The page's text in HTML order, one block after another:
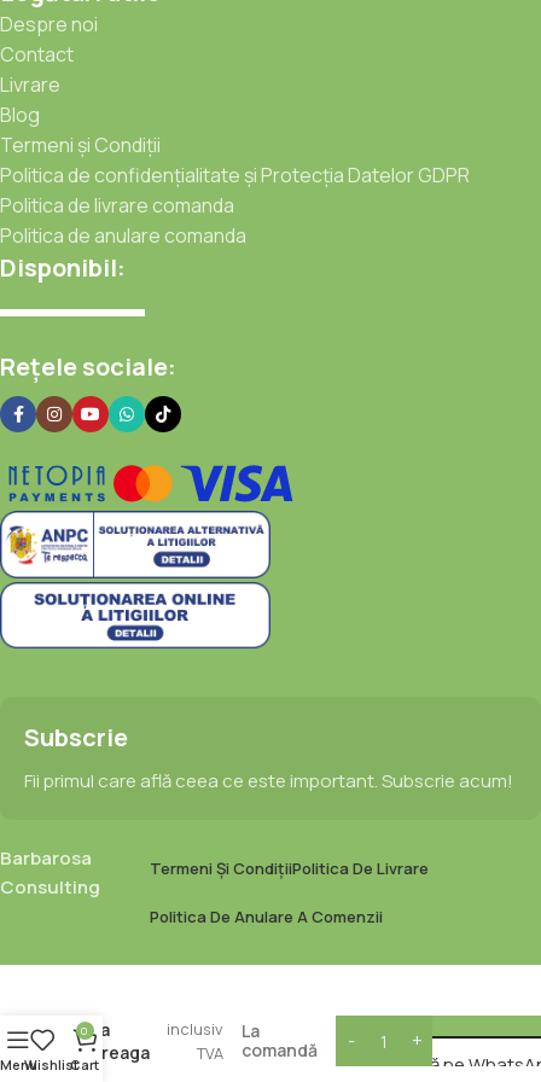
Despre noi
Contact
Livrare
Blog
Termeni și Condiții
Politica de confidențialitate și Protecția Datelor GDPR
Politica de livrare comanda
Politica de anulare comanda
Disponibil:
Rețele sociale:
Subscrie
Fii primul care află ceea ce este important. Subscrie acum!
Barbarosa
Consulting
Termeni Și CondițiiPolitica De Livrare
Politica De Anulare A Comenzii
fina
intreaga
2.5kg
inclusiv
TVA
La
comandă
🟢Comandă pe
MenuWishlist
0
Cart